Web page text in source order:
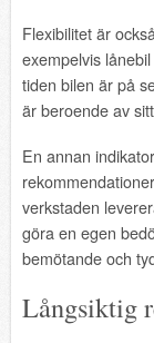
Flexibilitet är
exempelvis
tiden bilen är på
är beroende av
En annan
verkstaden
göra en egen
bemötande och
Långsiktig